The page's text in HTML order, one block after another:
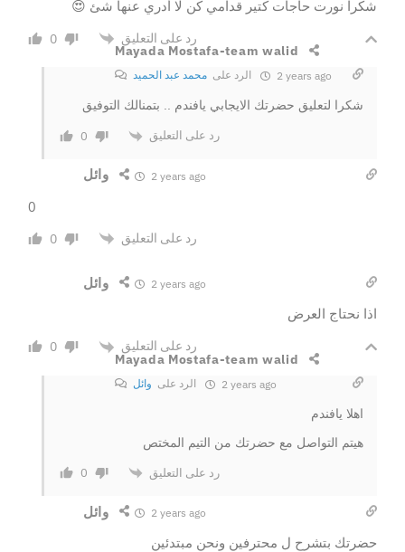
شكرا نورت حاجات كتير قدامي كن لا أدري عنها شئ 😍
0 رد على التعليق
Mayada Mostafa-team walid
الرد على محمد عبد الحميد 2 years ago
شكرا لتعليق حضرتك الايجابي يافندم .. بتمنالك التوفيق
0 رد على التعليق
وائل 2 years ago
0
0 رد على التعليق
وائل 2 years ago
اذا نحتاج العرض
0 رد على التعليق
Mayada Mostafa-team walid
الرد على وائل 2 years ago
اهلا يافندم
هيتم التواصل مع حضرتك من التيم المختص
0 رد على التعليق
وائل 2 years ago
حضرتك بتشرح ل محترفين ونحن مبتدئين